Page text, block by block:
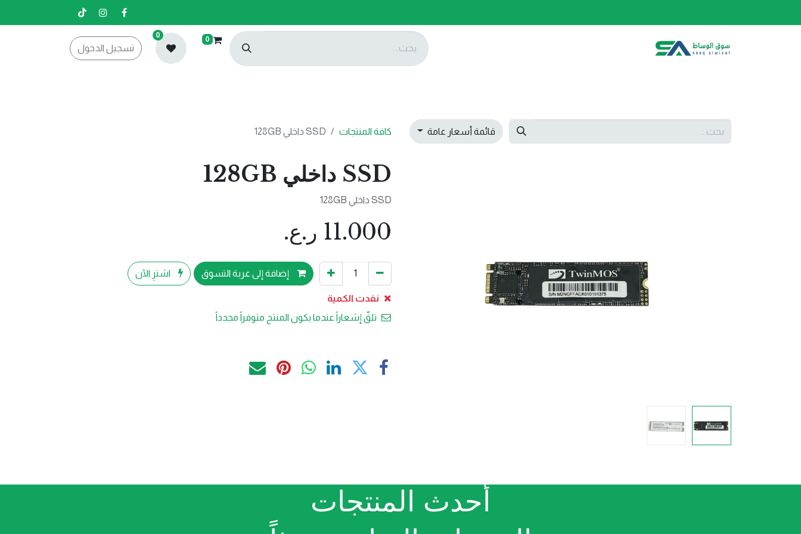
0
0
تسجيل الدخول
قائمة أسعار عامة كافة المنتجات SSD داخلي 128GB
SSD داخلي 128GB
SSD داخلي 128GB
11.000 ر.ع.
إضافة إلى عربة التسوق اشترِ الآن
نفدت الكمية
تلقّ إشعاراً عندما يكون المنتج متوفراً مجدداً
أحدث المنتجات